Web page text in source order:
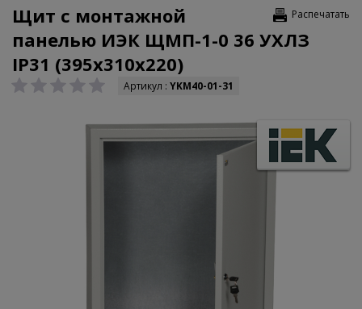
Распечатать
Щит с монтажной
панелью ИЭК ЩМП-1-0 36 УХЛЗ
IP31 (395x310x220)
Артикул : YKM40-01-31